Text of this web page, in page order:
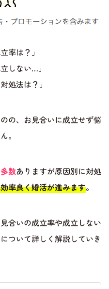
率は？」
しない…」
処法は？」
の、お見合いに成立せず悩
。
数ありますが原因別に対処
率良く婚活が進みます。
合いの成立率や成立しない
ついて詳しく解説していき